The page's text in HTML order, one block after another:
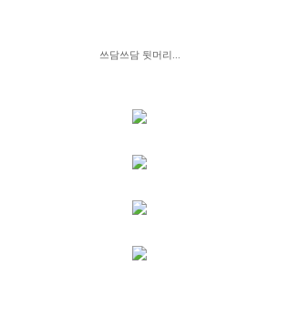
쓰담쓰담 뒷머리...